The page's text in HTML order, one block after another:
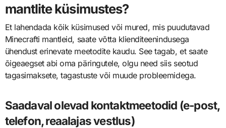
mantlite küsimustes?
Et lahendada kõik küsimused või mured, mis puudutavad
Minecrafti mantleid, saate võtta klienditeenindusega
ühendust erinevate meetodite kaudu. See tagab, et saate
õigeaegset abi oma päringutele, olgu need siis seotud
tagasimaksete, tagastuste või muude probleemidega.
Saadaval olevad kontaktmeetodid (e-post,
telefon, reaalajas vestlus)